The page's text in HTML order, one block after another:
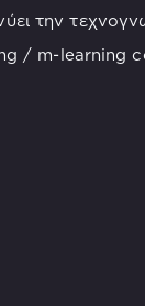
την
/ m-learning